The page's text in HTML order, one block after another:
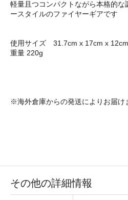
軽量且つコンパクトながら本格的な
ースタイルのファイヤーギアです
使用サイズ 31.7cm x 17cm x 12cm
重量 220g
※海外倉庫からの発送によりお届け
その他の詳細情報